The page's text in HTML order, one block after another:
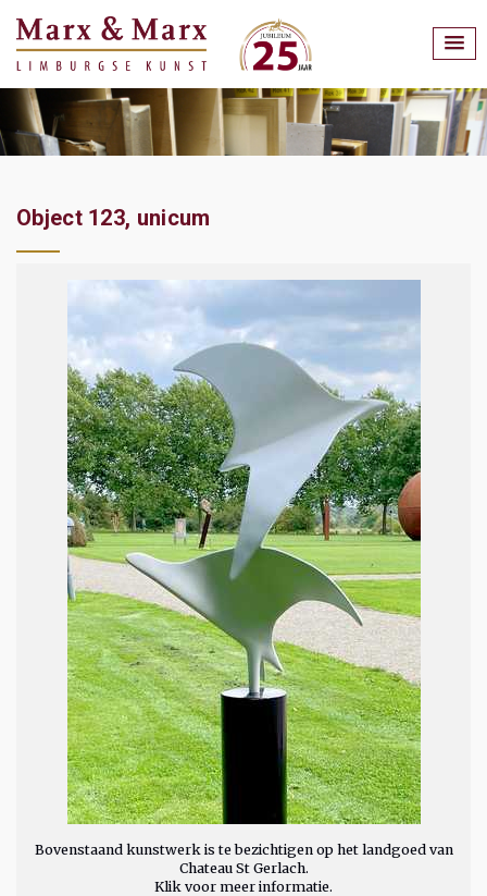
Object 123, unicum
Bovenstaand kunstwerk is te bezichtigen op het landgoed van
Chateau St Gerlach.
Klik voor meer informatie.